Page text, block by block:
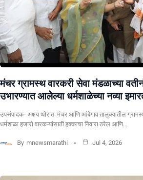
मंचर ग्रामस्थ वारकरी सेवा मंडळाच्या
उभारण्यात आलेल्या धर्मशाळेच्या नव्या
उपसंपादक- अक्षय थोरात मंचर आणि आंबेगाव तालुक्यातील
धर्मशाळा हजारो वारकऱ्यांसाठी हक्काचा निवारा ठरेल आणि…
By mnewsmarathi Jul 4, 2026